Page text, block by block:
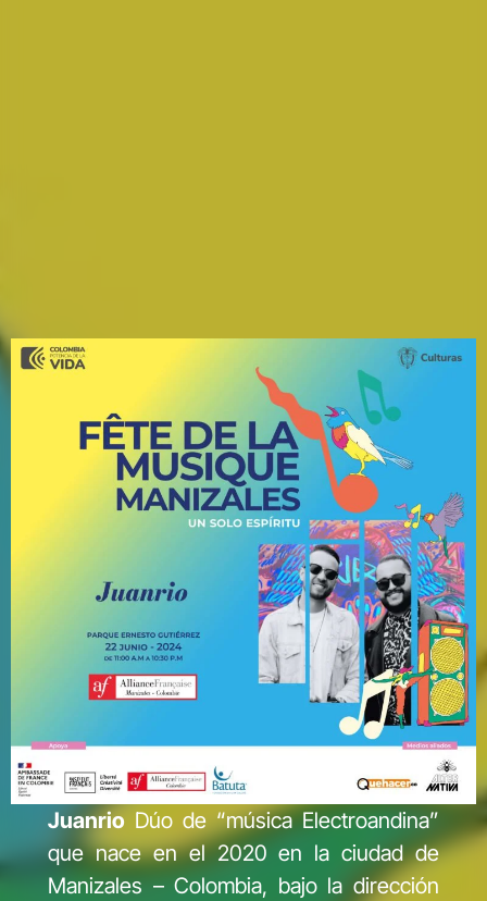
Juanrio Dúo de “música Electroandina”
que nace en el 2020 en la ciudad de
Manizales – Colombia, bajo la dirección